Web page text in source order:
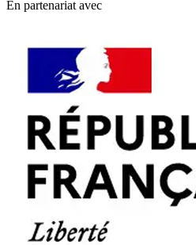
En partenariat avec